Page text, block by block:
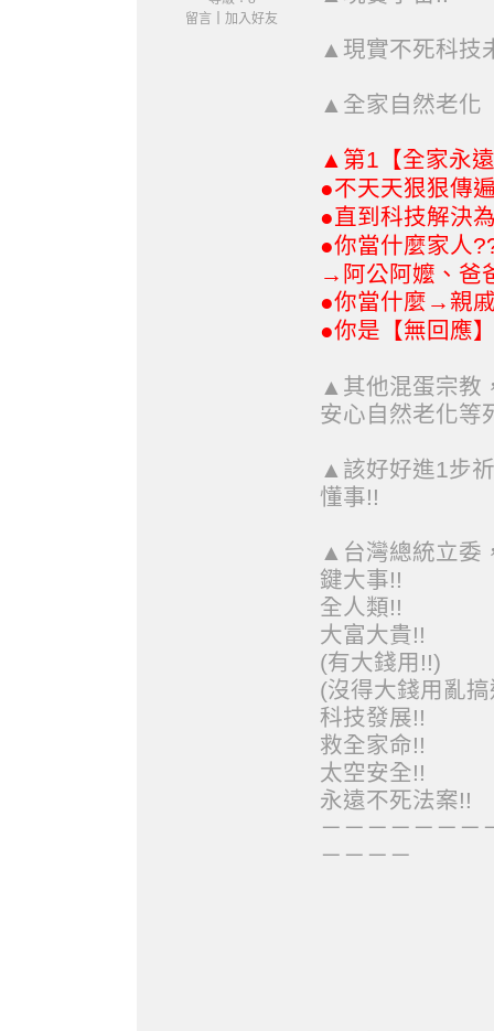
留言
加入好友
▲現實不死科技
▲全家自然老化
▲ 第1【全家永
●不天天狠狠傳
●直到科技解決
●你當什麼家人
→阿公阿嬤、爸
●你當什麼→親
●你是【無回應
▲其他混蛋宗教
安心自然老化等
▲該好好進1步
懂事!!
▲台灣總統立委
鍵大事!!
全人類!!
大富大貴!!
(有大錢用!!)
(沒得大錢用亂
科技發展!!
救全家命!!
太空安全!!
永遠不死法案!!
－－－－－－－
－－－－